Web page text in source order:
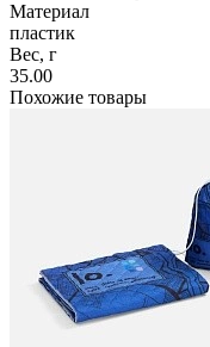
Материал
пластик
Вес, г
35.00
Похожие товары